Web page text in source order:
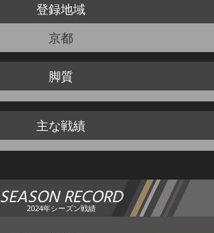
登録地域
京都
脚質
主な戦績
SEASON RECORD
2024年シーズン戦績